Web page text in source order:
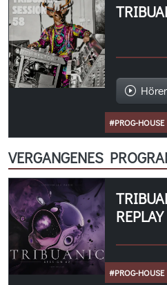
#PROG-HOUSE
VERGANGENES
REPLAY
#PROG-HOUSE